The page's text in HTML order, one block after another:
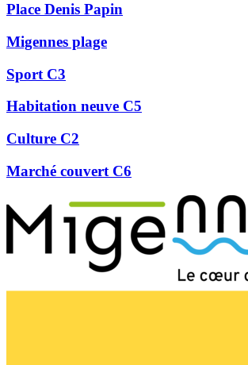
Place Denis Papin
Migennes plage
Sport C3
Habitation neuve C5
Culture C2
Marché couvert C6
Précédent
Suivant